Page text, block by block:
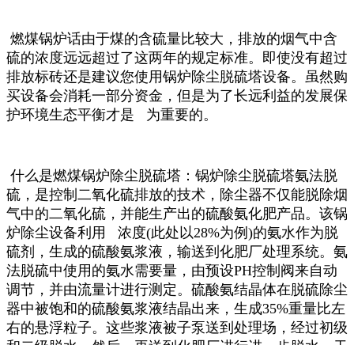
燃煤锅炉话由于煤的含硫量比较大，排放的烟气中含
硫的浓度远远超过了这两年的规定标准。即使没有超过
排放标砖还是建议您使用锅炉除尘脱硫塔设备。虽然购
买设备会消耗一部分资金，但是为了长远利益的发展保
护环境生态平衡才是 为重要的。
什么是燃煤锅炉除尘脱硫塔：锅炉除尘脱硫塔氨法脱
硫，是控制二氧化硫排放的技术，除尘器不仅能脱除烟
气中的二氧化硫，并能生产出的硫酸氨化肥产品。该锅
炉除尘设备利用 浓度(此处以28%为例)的氨水作为脱
硫剂，生成的硫酸氨浆液，输送到化肥厂处理系统。氨
法脱硫中使用的氨水需要量，由预设PH控制阀来自动
调节，并由流量计进行测定。硫酸氨结晶体在脱硫除尘
器中被饱和的硫酸氨浆液结晶出来，生成35%重量比左
右的悬浮粒子。这些浆液被子泵送到处理场，经过初级